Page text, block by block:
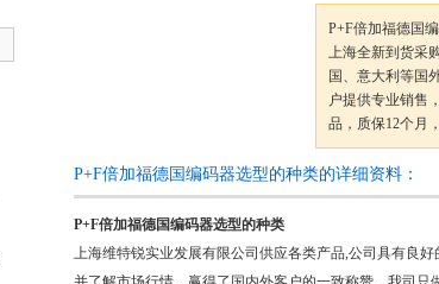
P+F倍加福德国
上海全新到货采
国、意大利等国
户提供专业销售
品，质保12个月
P+F倍加福德国编码器选型的种类的详细资料：
P+F倍加福德国编码器选型的种类
上海维特锐实业发展有限公司供应各类产品,公司具有良